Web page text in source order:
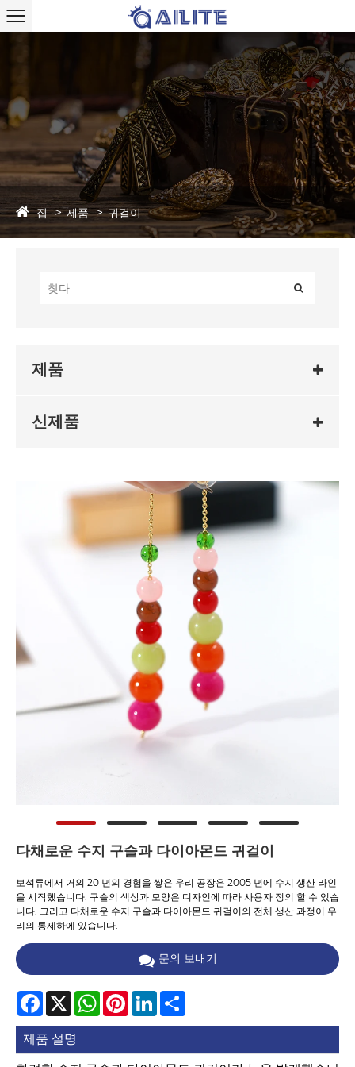
집 제품 귀걸이
제품
신제품
다채로운 수지 구슬과 다이아몬드 귀걸이
보석류에서 거의 20 년의 경험을 쌓은 우리 공장은 2005 년에 수지 생산 라인
을 시작했습니다. 구슬의 색상과 모양은 디자인에 따라 사용자 정의 할 수 있습
니다. 그리고 다채로운 수지 구슬과 다이아몬드 귀걸이의 전체 생산 과정이 우
리의 통제하에 있습니다.
문의 보내기
Facebook
X WhatsAppPinterestLinkedIn
제품 설명